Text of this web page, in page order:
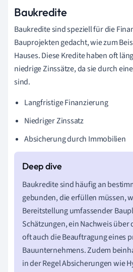
Baukredite
Baukredite sind speziell für die
Bauprojekten gedacht, wie zum
Hauses. Diese Kredite haben oft
niedrige Zinssätze, da sie durch
sind.
Langfristige Finanzierung
Niedriger Zinssatz
Absicherung durch Immobilien
Baukredite sind häufig an
gebunden, die erfüllen müssen,
Bereitstellung umfassender
Schätzungen, ein Nachweis über
oft auch die Beauftragung eines
Bauunternehmens. Zudem
in der Regel Absicherungen wie